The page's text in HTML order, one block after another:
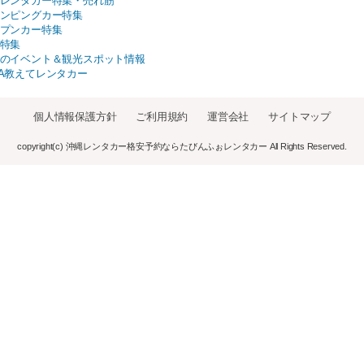
ピングカー特集
ンカー特集
集
イベント＆観光スポット情報
教えてレンタカー
個人情報保護方針 ご利用規約 運営会社 サイトマップ
copyright(c) 沖縄レンタカー格安予約ならたびんふぉレンタカー All Rights Reserved.